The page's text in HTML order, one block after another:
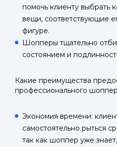
Войти в
Мы отправим код
номер телефона.
Отправьте заявку через
увидят её и пришлют
AI-оценка
Отправьте заявку через
увидят её и пришлют
AI-оценка
помочь клиенту выбрать
вещи, соответствующие
фигуре.
Шопперы тщательно
состоянием и
Какие преимущества
профессионального
Экономия времени:
самостоятельно рыться
так как шоппер уже